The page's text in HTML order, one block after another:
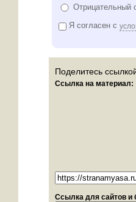
Отрицательный
Я согласен с
Поделитесь
Ссылка на материал:
Ссылка для сайтов и